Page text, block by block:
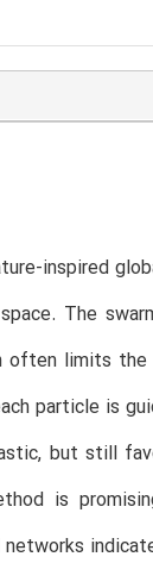
inspired
The
limits
particle is
but still
is